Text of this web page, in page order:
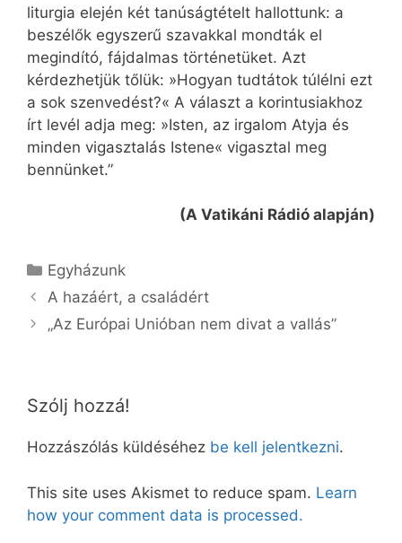
liturgia elején két tanúságtételt hallottunk: a
beszélők egyszerű szavakkal mondták el
megindító, fájdalmas történetüket. Azt
kérdezhetjük tőlük: »Hogyan tudtátok túlélni ezt
a sok szenvedést?« A választ a korintusiakhoz
írt levél adja meg: »Isten, az irgalom Atyja és
minden vigasztalás Istene« vigasztal meg
bennünket.”
(A Vatikáni Rádió alapján)
Kategória
Egyházunk
A hazáért, a családért
„Az Európai Unióban nem divat a vallás”
Szólj hozzá!
Hozzászólás küldéséhez be kell jelentkezni.
This site uses Akismet to reduce spam. Learn
how your comment data is processed.